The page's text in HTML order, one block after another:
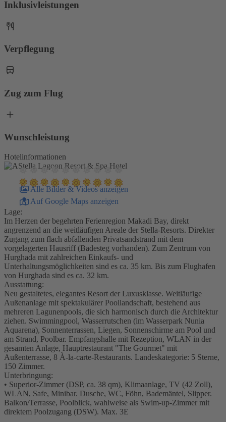
Inklusivleistungen
Verpflegung
Zug zum Flug
Wunschleistung
Hotelinformationen
Stella Lagoon Resort & Spa Hotel
Alle Bilder & Videos anzeigen
Auf Google Maps anzeigen
Lage:
Im Herzen der begehrten Ferienregion Makadi Bay, direkt
angrenzend an die weitläufigen Areale der Stella-Resorts. Direkter
Zugang zum flach abfallenden Privatsandstrand mit dem
vorgelagerten Hausriff (Badesteg vorhanden). Zum Zentrum von
Hurghada mit zahlreichen Einkaufs- und
Unterhaltungsmöglichkeiten sind es ca. 35 km. Bis zum Flughafen
von Hurghada sind es ca. 32 km.
Ausstattung:
Neu gestaltetes, elegantes Resort der Luxusklasse. Weitläufige
Außenanlage mit spektakulärer Poollandschaft, bestehend aus
mehreren Lagunenpools, die sich harmonisch durch die Architektur
ziehen. Swimmingpool, Wasserrutschen (im Wasserpark Nunia
Aquarena), Sonnenterrassen, Liegen, Sonnenschirme am Pool und
am Strand, Poolbar. Empfangshalle mit Rezeption, WLAN in der
gesamten Anlage, Hauptrestaurant "The Gourmet" mit
Außenterrasse, 8 À-la-carte-Restaurants. Landeskategorie: 5 Sterne,
150 Zimmer.
Unterbringung:
• Superior-Zimmer (DSP, ca. 38 qm), Klimaanlage, TV (42 Zoll),
WLAN, Safe, Minibar. Dusche, WC, Föhn, Bademäntel, Slipper.
Balkon/Terrasse, Poolblick, wahlweise als Swim-up-Zimmer mit
direktem Poolzugang (DSW). Max. 3E